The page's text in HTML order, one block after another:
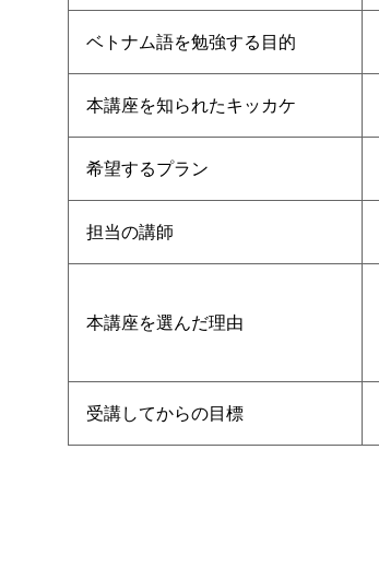
ベトナム語を勉強する目的
本講座を知られたキッカケ
希望するプラン
担当の講師
本講座を選んだ理由
受講してからの目標